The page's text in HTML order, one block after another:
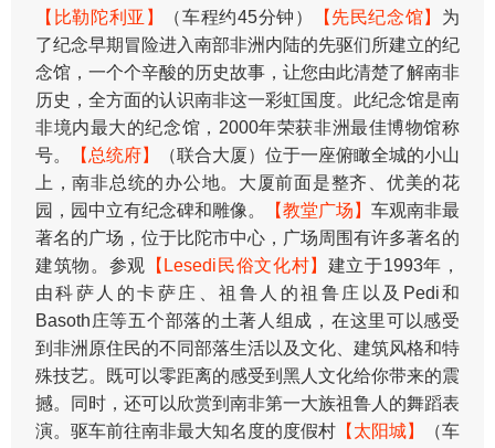
【比勒陀利亚】
（车程约45分钟） 【先民纪念馆】 为
了纪念早期冒险进入南部非洲内陆的先驱们所建立的纪
念馆，一个个辛酸的历史故事，让您由此清楚了解南非
历史，全方面的认识南非这一彩虹国度。此纪念馆是南
非境内最大的纪念馆，2000年荣获非洲最佳博物馆称
号。
【总统府】
（联合大厦）位于一座俯瞰全城的小山
上，南非总统的办公地。大厦前面是整齐、优美的花
园，园中立有纪念碑和雕像。
【教堂广场】 车观南非最
著名的广场，位于比陀市中心，广场周围有许多著名的
建筑物。参观 【Lesedi民俗文化村】 建立于1993年，
由科萨人的卡萨庄、祖鲁人的祖鲁庄以及Pedi和
Basoth庄等五个部落的土著人组成，在这里可以感受
到非洲原住民的不同部落生活以及文化、建筑风格和特
殊技艺。既可以零距离的感受到黑人文化给你带来的震
撼。同时，还可以欣赏到南非第一大族祖鲁人的舞蹈表
演。驱车前往南非最大知名度的度假村 【太阳城】
（车